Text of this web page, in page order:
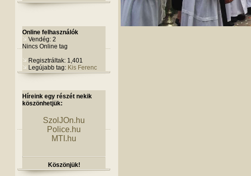
Online felhasználók
Vendég: 2
Nincs Online tag
Regisztráltak: 1,401
Legújabb tag: Kis Ferenc
Híreink egy részét nekik
köszönhetjük:
SzolJOn.hu
Police.hu
MTI.hu
Köszönjük!